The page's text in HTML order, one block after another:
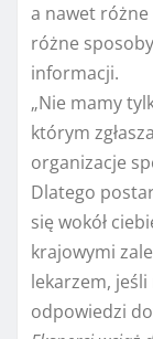
a nawet różne
różne
informacji.
„Nie mamy
którym
organizacje
Dlatego
się wokół
krajowymi
lekarzem,
odpowiedzi